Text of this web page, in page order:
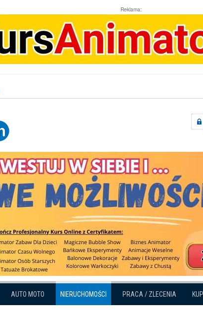
Reklama:
AUTO MOTO NIERUCHOMOŚCI PRACA / ZLECENIA